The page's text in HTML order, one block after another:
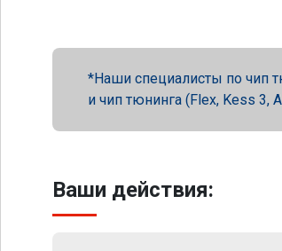
Наши специалисты по чип
и чип тюнинга (Flex, Kess 3,
Ваши действия: